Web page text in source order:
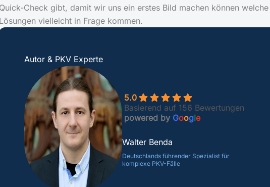
Quick-Check gibt, damit wir uns ein erstes Bild machen können welche
Lösungen vielleicht in Frage kommen.
Autor & PKV Experte
5.0
Basierend auf 156 Bewertungen
powered by Google
Walter Benda
Deutschlands führender Spezialist für
komplexe PKV-Fälle